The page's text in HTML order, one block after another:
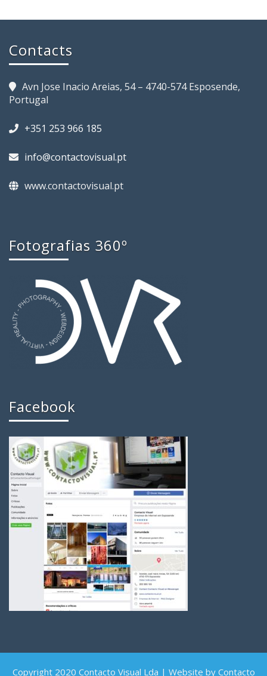
Contacts
Avn Jose Inacio Areias, 54 – 4740-574 Esposende,
Portugal
+351 253 966 185
info@contactovisual.pt
www.contactovisual.pt
Fotografias 360º
Facebook
Copyright 2020 Contacto Visual Lda | Website by Contacto